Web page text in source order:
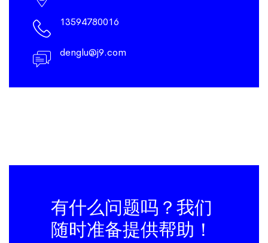
13594780016
denglu@j9.com
有什么问题吗？我们
随时准备提供帮助！